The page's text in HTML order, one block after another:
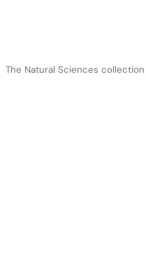
The Natural Sciences